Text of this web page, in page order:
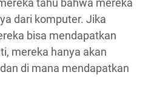
tahu bahwa mereka
dari komputer. Jika
bisa mendapatkan
mereka hanya akan
di mana mendapatkan